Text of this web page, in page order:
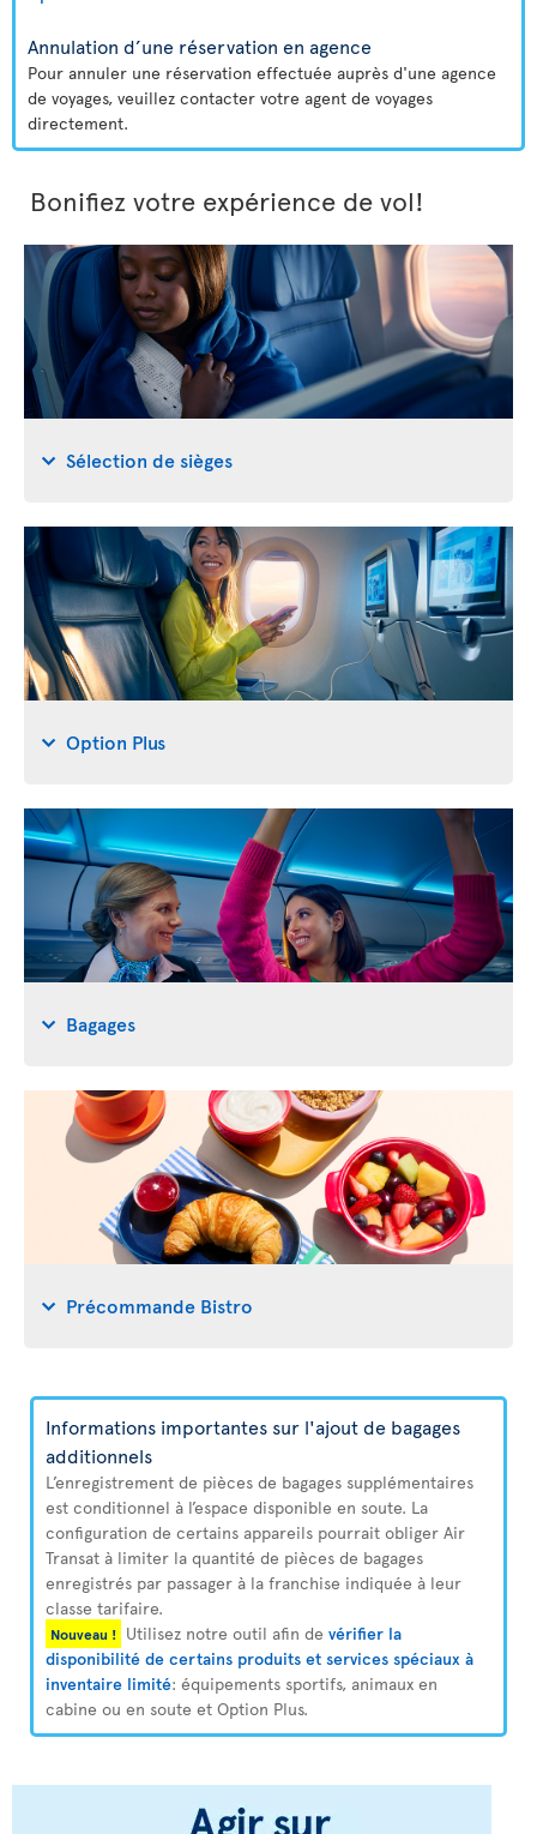
Annulation d’une réservation en agence
Pour annuler une réservation effectuée auprès d'une agence
de voyages, veuillez contacter votre agent de voyages
directement.
Bonifiez votre expérience de vol!
Sélection de sièges
Option Plus
Bagages
Précommande Bistro
Informations importantes sur l'ajout de bagages
additionnels
L’enregistrement de pièces de bagages supplémentaires
est conditionnel à l’espace disponible en soute. La
configuration de certains appareils pourrait obliger Air
Transat à limiter la quantité de pièces de bagages
enregistrés par passager à la franchise indiquée à leur
classe tarifaire.
Nouveau ! Utilisez notre outil afin de vérifier la
disponibilité de certains produits et services spéciaux à
inventaire limité: équipements sportifs, animaux en
cabine ou en soute et Option Plus.